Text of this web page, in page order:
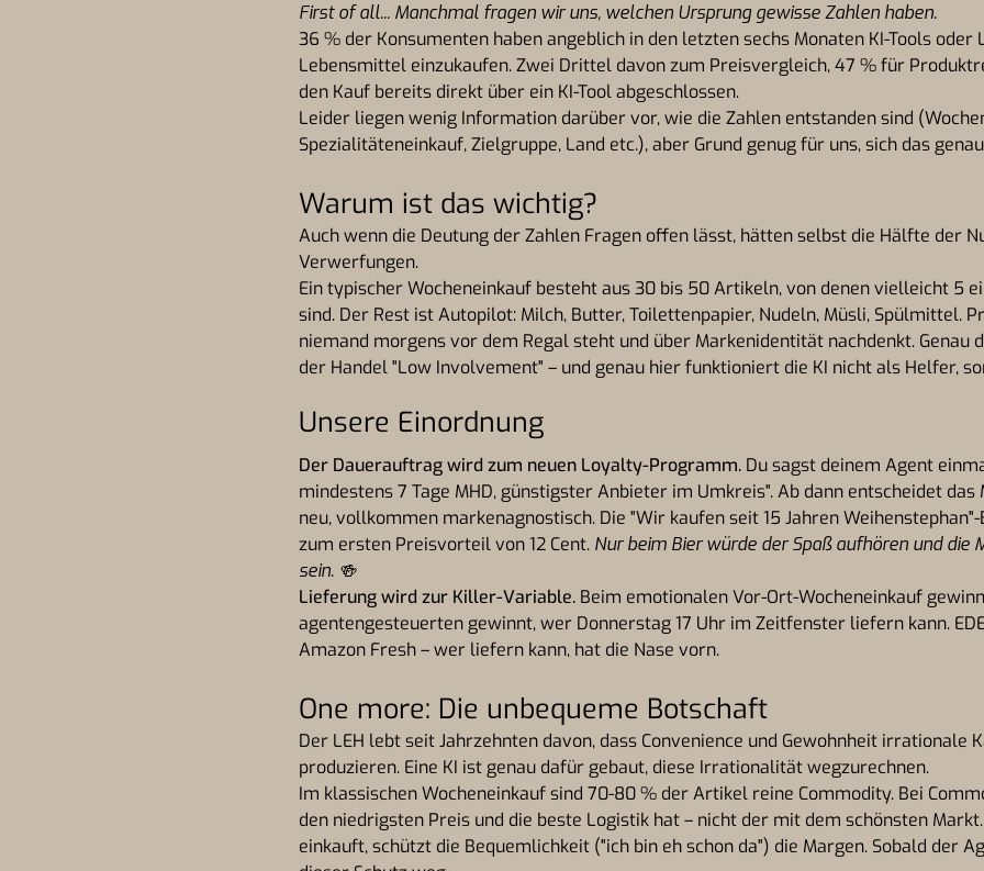
First of all... Manchmal fragen wir uns, welchen Ursprung gewisse Zahlen haben.
36 % der Konsumenten haben angeblich in den letzten sechs Monaten KI-Tools oder
Lebensmittel einzukaufen. Zwei Drittel davon zum Preisvergleich, 47 % für
den Kauf bereits direkt über ein KI-Tool abgeschlossen.
Leider liegen wenig Information darüber vor, wie die Zahlen entstanden sind
Spezialitäteneinkauf, Zielgruppe, Land etc.), aber Grund genug für uns, sich das
Warum ist das wichtig?
Auch wenn die Deutung der Zahlen Fragen offen lässt, hätten selbst die Hälfte der
Verwerfungen.
Ein typischer Wocheneinkauf besteht aus 30 bis 50 Artikeln, von denen vielleicht 5
sind. Der Rest ist Autopilot: Milch, Butter, Toilettenpapier, Nudeln, Müsli, Spülmittel.
niemand morgens vor dem Regal steht und über Markenidentität nachdenkt. Genau
der Handel "Low Involvement" – und genau hier funktioniert die KI nicht als Helfer,
Unsere Einordnung
Der Dauerauftrag wird zum neuen Loyalty-Programm. Du sagst deinem Agent
mindestens 7 Tage MHD, günstigster Anbieter im Umkreis". Ab dann entscheidet das
neu, vollkommen markenagnostisch. Die "Wir kaufen seit 15 Jahren
zum ersten Preisvorteil von 12 Cent. Nur beim Bier würde der Spaß aufhören und die
sein. 🍻
Lieferung wird zur Killer-Variable. Beim emotionalen Vor-Ort-Wocheneinkauf
agentengesteuerten gewinnt, wer Donnerstag 17 Uhr im Zeitfenster liefern kann.
Amazon Fresh – wer liefern kann, hat die Nase vorn.
One more: Die unbequeme Botschaft
Der LEH lebt seit Jahrzehnten davon, dass Convenience und Gewohnheit irrationale
produzieren. Eine KI ist genau dafür gebaut, diese Irrationalität wegzurechnen.
Im klassischen Wocheneinkauf sind 70-80 % der Artikel reine Commodity. Bei
den niedrigsten Preis und die beste Logistik hat – nicht der mit dem schönsten
einkauft, schützt die Bequemlichkeit ("ich bin eh schon da") die Margen. Sobald der